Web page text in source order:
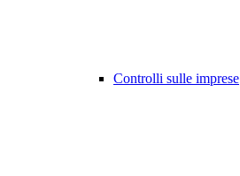
Controlli sulle imprese